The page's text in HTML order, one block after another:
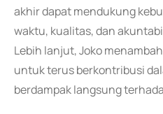
akhir dapat mendukung
waktu, kualitas, dan
Lebih lanjut, Joko
untuk terus berkontribusi
berdampak langsung